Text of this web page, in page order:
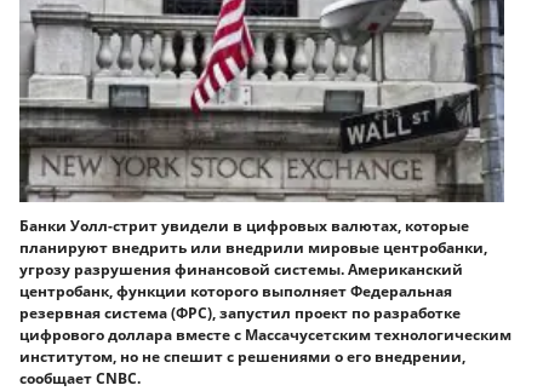
Банки Уолл-стрит увидели в цифровых валютах, которые
планируют внедрить или внедрили мировые центробанки,
угрозу разрушения финансовой системы. Американский
центробанк, функции которого выполняет Федеральная
резервная система (ФРС), запустил проект по разработке
цифрового доллара вместе с Массачусетским технологическим
институтом, но не спешит с решениями о его внедрении,
сообщает CNBC.